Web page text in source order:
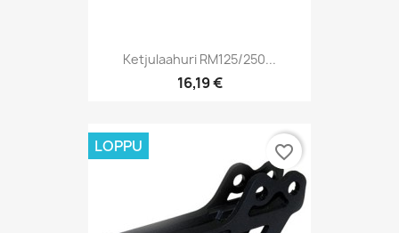
Ketjulaahuri RM125/250...
16,19 €
LOPPU favorite_border